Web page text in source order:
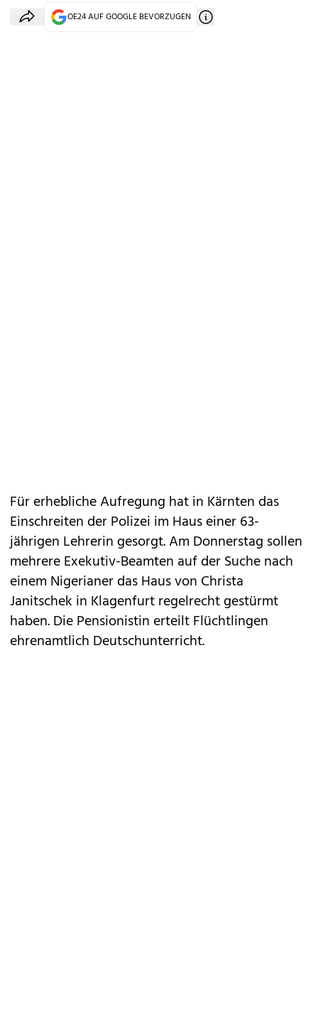
OE24 AUF GOOGLE BEVORZUGEN
Für erhebliche Aufregung hat in Kärnten das
Einschreiten der Polizei im Haus einer 63-
jährigen Lehrerin gesorgt. Am Donnerstag sollen
mehrere Exekutiv-Beamten auf der Suche nach
einem Nigerianer das Haus von Christa
Janitschek in Klagenfurt regelrecht gestürmt
haben. Die Pensionistin erteilt Flüchtlingen
ehrenamtlich Deutschunterricht.